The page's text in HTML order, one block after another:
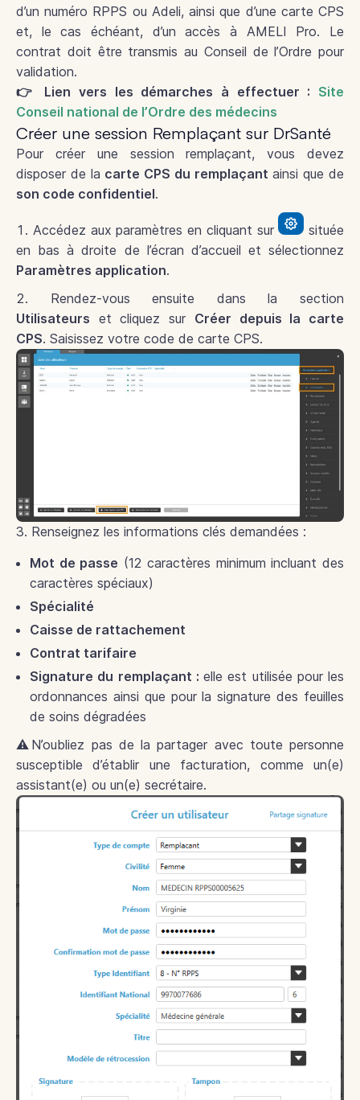
d’un numéro RPPS ou Adeli, ainsi que d’une carte CPS
et, le cas échéant, d’un accès à AMELI Pro. Le
contrat doit être transmis au Conseil de l’Ordre pour
validation.
👉 Lien vers les démarches à effectuer : Site
Conseil national de l’Ordre des médecins
Créer une session Remplaçant sur DrSanté
Pour créer une session remplaçant, vous devez
disposer de la carte CPS du remplaçant ainsi que de
son code confidentiel.
Accédez aux paramètres en cliquant sur
située
en bas à droite de l’écran d’accueil et sélectionnez
Paramètres application.
Rendez-vous ensuite dans la section
Utilisateurs et cliquez sur Créer depuis la carte
CPS. Saisissez votre code de carte CPS.
3. Renseignez les informations clés demandées :
Mot de passe (12 caractères minimum incluant des
caractères spéciaux)
Spécialité
Caisse de rattachement
Contrat tarifaire
Signature du remplaçant : elle est utilisée pour les
ordonnances ainsi que pour la signature des feuilles
de soins dégradées
⚠️N’oubliez pas de la partager avec toute personne
susceptible d’établir une facturation, comme un(e)
assistant(e) ou un(e) secrétaire.